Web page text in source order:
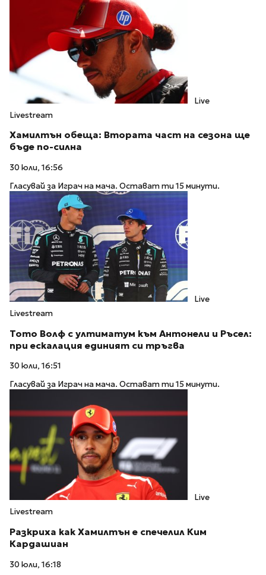
Live
Livestream
Хамилтън обеща: Втората част на сезона ще
бъде по-силна
30 юли, 16:56
Гласувай за Играч на мача. Остават ти 15 минути.
Live
Livestream
Тото Волф с ултиматум към Антонели и Ръсел:
при ескалация единият си тръгва
30 юли, 16:51
Гласувай за Играч на мача. Остават ти 15 минути.
Live
Livestream
Разкриха как Хамилтън е спечелил Ким
Кардашиан
30 юли, 16:18